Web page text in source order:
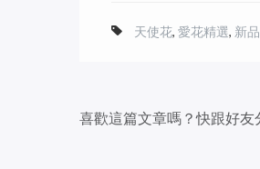
天使花, 愛花精選, 新
喜歡這篇文章嗎？快跟好友